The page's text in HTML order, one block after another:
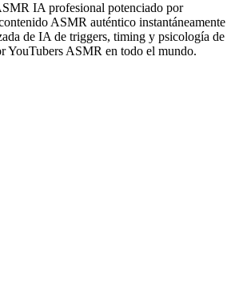
IA profesional potenciado por
ASMR auténtico instantáneamente
de IA de triggers, timing y psicología de
YouTubers ASMR en todo el mundo.